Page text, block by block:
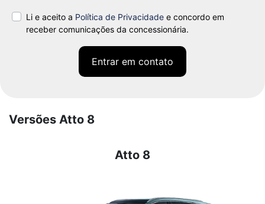
Li e aceito a Política de Privacidade e concordo em
receber comunicações da concessionária.
Entrar em contato
Versões Atto 8
Atto 8